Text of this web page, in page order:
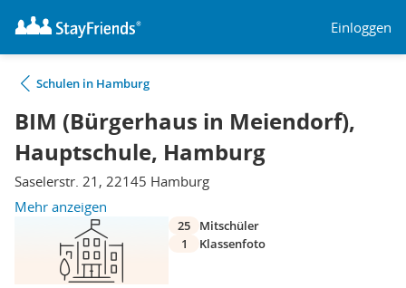
Einloggen
Schulen in Hamburg
BIM (Bürgerhaus in Meiendorf),
Hauptschule, Hamburg
Saselerstr. 21, 22145 Hamburg
Mehr anzeigen
25
Mitschüler
1
Klassenfoto